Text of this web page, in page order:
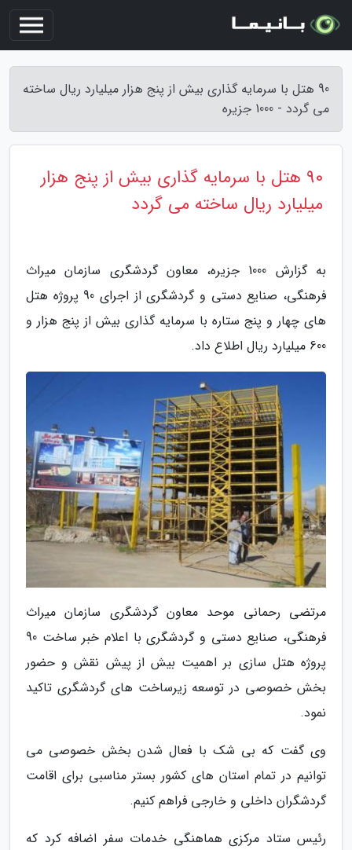
90 هتل با سرمایه گذاری بیش از پنج هزار میلیارد ریال ساخته
می گردد - 1000 جزیره
90 هتل با سرمایه گذاری بیش از پنج هزار
میلیارد ریال ساخته می گردد
به گزارش 1000 جزیره، معاون گردشگری سازمان میراث
فرهنگی، صنایع دستی و گردشگری از اجرای 90 پروژه هتل
های چهار و پنج ستاره با سرمایه گذاری بیش از پنج هزار و
600 میلیارد ریال اطلاع داد.
مرتضی رحمانی موحد معاون گردشگری سازمان میراث
فرهنگی، صنایع دستی و گردشگری با اعلام خبر ساخت 90
پروژه هتل سازی بر اهمیت بیش از پیش نقش و حضور
بخش خصوصی در توسعه زیرساخت های گردشگری تاکید
نمود.
وی گفت که بی شک با فعال شدن بخش خصوصی می
توانیم در تمام استان های کشور بستر مناسبی برای اقامت
گردشگران داخلی و خارجی فراهم کنیم.
رئیس ستاد مرکزی هماهنگی خدمات سفر اضافه کرد که